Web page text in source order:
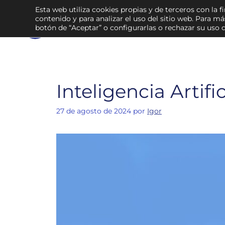
Inteligencia
27 de agosto de 2024 por Igor
Esta web utiliza cookies propias y de terceros con la
contenido y para analizar el uso del sitio web. Para
botón de “Aceptar” o configurarlas o rechazar su uso